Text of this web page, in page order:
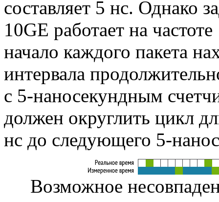
составляет 5 нс. Однако
10GE работает на
начало каждого пакета
интервала
с 5-наносекундным
должен округлить цикл
нс до следующего 5-
Возможное